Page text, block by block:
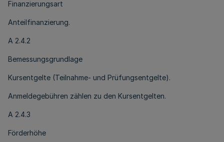
Finanzierungsart
Anteilfinanzierung.
A 2.4.2
Bemessungsgrundlage
Kursentgelte (Teilnahme- und Prüfungsentgelte).
Anmeldegebühren zählen zu den Kursentgelten.
A 2.4.3
Förderhöhe